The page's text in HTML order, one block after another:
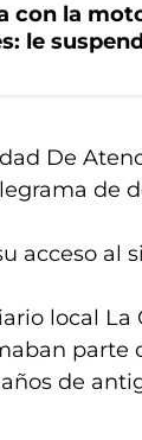
con la
le
De
de
acceso al
local La
parte
de